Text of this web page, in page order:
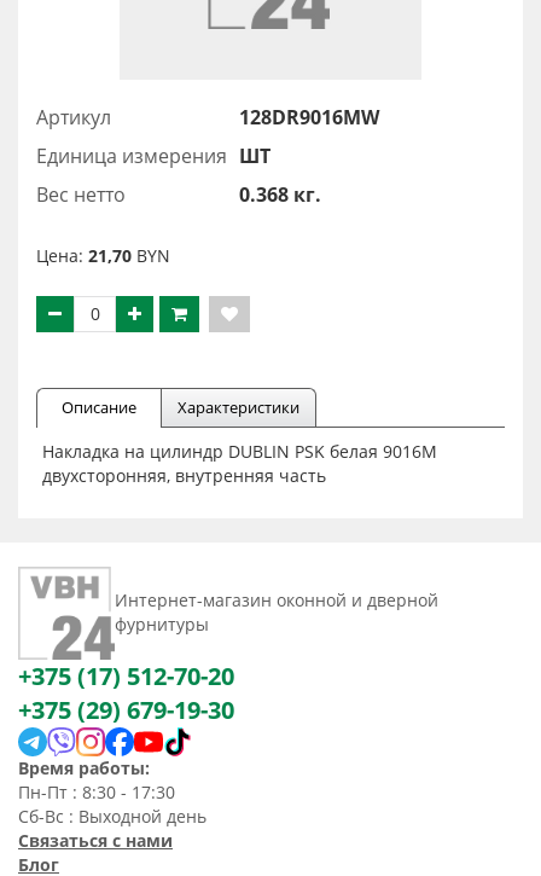
Артикул
128DR9016MW
Единица измерения ШТ
Вес нетто
0.368 кг.
Цена: 21,70 BYN
Описание Характеристики
Накладка на цилиндр DUBLIN PSK белая 9016М
двухсторонняя, внутренняя часть
Интернет-магазин оконной и дверной
фурнитуры
+375 (17) 512-70-20
+375 (29) 679-19-30
Время работы:
Пн-Пт : 8:30 - 17:30
Сб-Вс : Выходной день
Связаться с нами
Блог